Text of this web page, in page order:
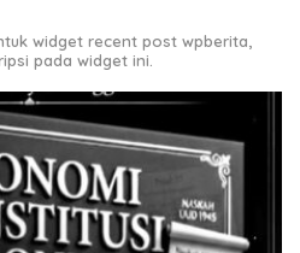
widget recent post wpberita,
pada widget ini.